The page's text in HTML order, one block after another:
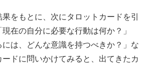
をもとに、次にタロットカードを引
在の自分に必要な行動は何か？」
には、どんな意識を持つべきか？」な
ドに問いかけてみると、出てきたカ